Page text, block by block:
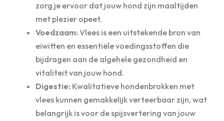
zorg je ervoor dat jouw hond zijn maaltijden
met plezier opeet.
Voedzaam: Vlees is een uitstekende bron van
eiwitten en essentiële voedingsstoffen die
bijdragen aan de algehele gezondheid en
vitaliteit van jouw hond.
Digestie: Kwalitatieve hondenbrokken met
vlees kunnen gemakkelijk verteerbaar zijn, wat
belangrijk is voor de spijsvertering van jouw